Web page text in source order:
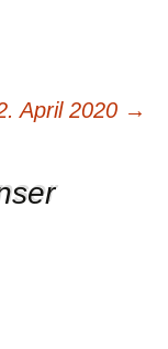
April 2020 →